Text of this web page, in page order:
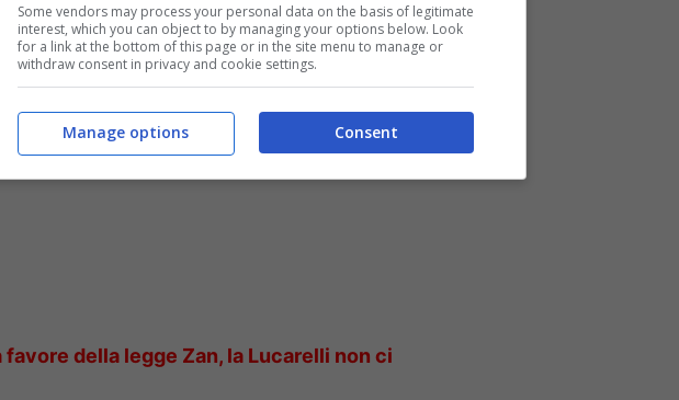
della legge Zan, la Lucarelli non ci
Some vendors may process your personal data on the basis of legitimate
interest, which you can object to by managing your options below. Look
for a link at the bottom of this page or in the site menu to manage or
withdraw consent in privacy and cookie settings.
Consent
Manage options